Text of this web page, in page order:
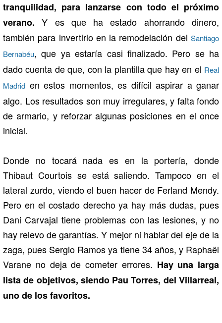
tranquilidad, para lanzarse con todo el próximo
verano. Y es que ha estado ahorrando dinero,
también para invertirlo en la remodelación del Santiago
Bernabéu, que ya estaría casi finalizado. Pero se ha
dado cuenta de que, con la plantilla que hay en el Real
Madrid en estos momentos, es difícil aspirar a ganar
algo. Los resultados son muy irregulares, y falta fondo
de armario, y reforzar algunas posiciones en el once
inicial.
Donde no tocará nada es en la portería, donde
Thibaut Courtois se está saliendo. Tampoco en el
lateral zurdo, viendo el buen hacer de Ferland Mendy.
Pero en el costado derecho ya hay más dudas, pues
Dani Carvajal tiene problemas con las lesiones, y no
hay relevo de garantías. Y mejor ni hablar del eje de la
zaga, pues Sergio Ramos ya tiene 34 años, y Raphaël
Varane no deja de cometer errores. Hay una larga
lista de objetivos, siendo Pau Torres, del Villarreal,
uno de los favoritos.